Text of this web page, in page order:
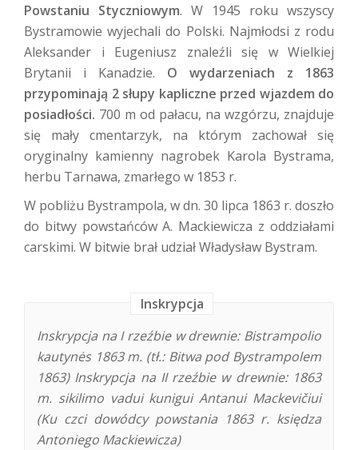
Powstaniu Styczniowym. W 1945 roku wszyscy
Bystramowie wyjechali do Polski. Najmłodsi z rodu
Aleksander i Eugeniusz znaleźli się w Wielkiej
Brytanii i Kanadzie. O wydarzeniach z 1863
przypominają 2 słupy kapliczne przed wjazdem do
posiadłości. 700 m od pałacu, na wzgórzu, znajduje
się mały cmentarzyk, na którym zachował się
oryginalny kamienny nagrobek Karola Bystrama,
herbu Tarnawa, zmarłego w 1853 r.
W pobliżu Bystrampola, w dn. 30 lipca 1863 r. doszło
do bitwy powstańców A. Mackiewicza z oddziałami
carskimi. W bitwie brał udział Władysław Bystram.
Inskrypcja
Inskrypcja na I rzeźbie w drewnie: Bistrampolio
kautynės 1863 m. (tł.: Bitwa pod Bystrampolem
1863) Inskrypcja na II rzeźbie w drewnie: 1863
m. sikilimo vadui kunigui Antanui Mackevičiui
(Ku czci dowódcy powstania 1863 r. księdza
Antoniego Mackiewicza)